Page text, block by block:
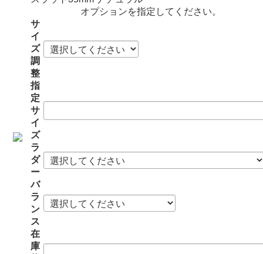
オプションを指定してください。
サ
イ
ズ
調
整
指
定
サ
イ
ズ
ラ
ダ
ー
バ
ラ
ン
ス
在
庫